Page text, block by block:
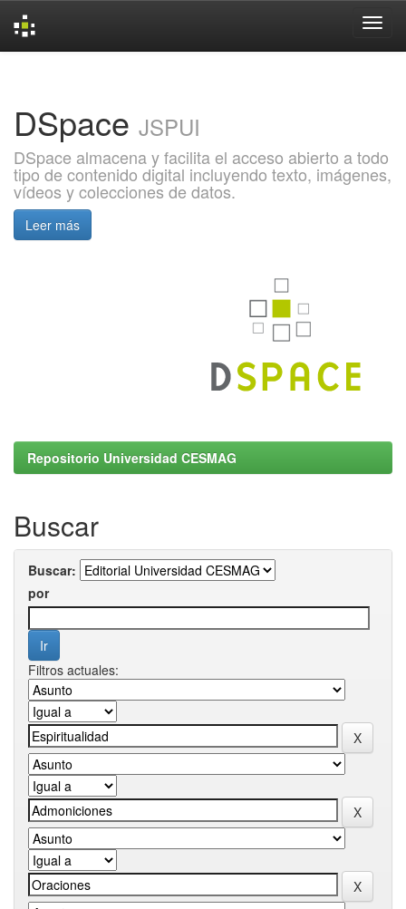
DSpace JSPUI
DSpace almacena y facilita el acceso abierto a todo
tipo de contenido digital incluyendo texto, imágenes,
vídeos y colecciones de datos.
Leer más
Repositorio Universidad CESMAG
Buscar
Buscar:
por
Filtros actuales: